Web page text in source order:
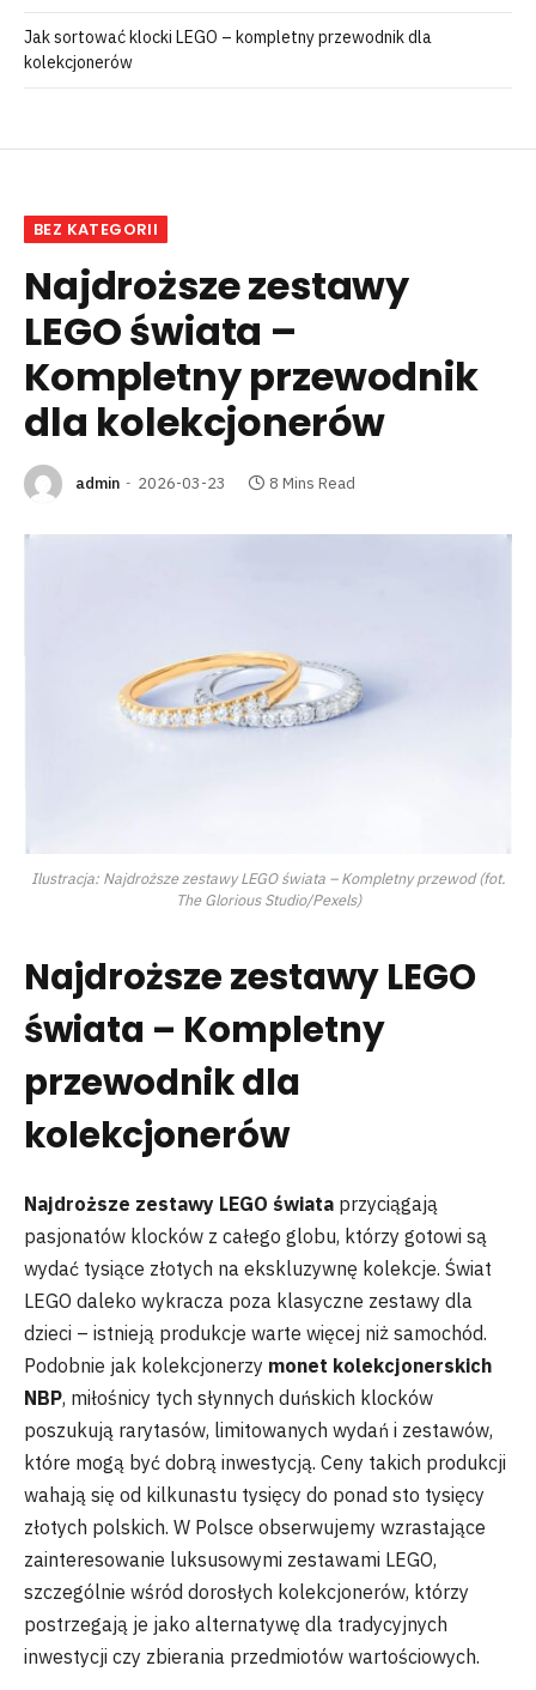
Jak sortować klocki LEGO – kompletny przewodnik dla
kolekcjonerów
BEZ KATEGORII
Najdroższe zestawy
LEGO świata –
Kompletny przewodnik
dla kolekcjonerów
admin 2026-03-23 8 Mins Read
Ilustracja: Najdroższe zestawy LEGO świata – Kompletny przewod (fot.
The Glorious Studio/Pexels)
Najdroższe zestawy LEGO
świata – Kompletny
przewodnik dla
kolekcjonerów
Najdroższe zestawy LEGO świata przyciągają
pasjonatów klocków z całego globu, którzy gotowi są
wydać tysiące złotych na ekskluzywnę kolekcje. Świat
LEGO daleko wykracza poza klasyczne zestawy dla
dzieci – istnieją produkcje warte więcej niż samochód.
Podobnie jak kolekcjonerzy monet kolekcjonerskich
NBP, miłośnicy tych słynnych duńskich klocków
poszukują rarytasów, limitowanych wydań i zestawów,
które mogą być dobrą inwestycją. Ceny takich produkcji
wahają się od kilkunastu tysięcy do ponad sto tysięcy
złotych polskich. W Polsce obserwujemy wzrastające
zainteresowanie luksusowymi zestawami LEGO,
szczególnie wśród dorosłych kolekcjonerów, którzy
postrzegają je jako alternatywę dla tradycyjnych
inwestycji czy zbierania przedmiotów wartościowych.